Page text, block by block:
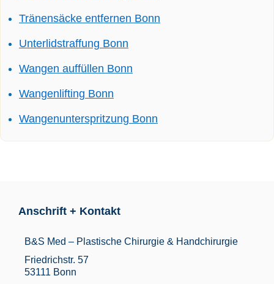
Tränensäcke entfernen Bonn
Unterlidstraffung Bonn
Wangen auffüllen Bonn
Wangenlifting Bonn
Wangenunterspritzung Bonn
Anschrift + Kontakt
B&S Med – Plastische Chirurgie & Handchirurgie
Friedrichstr. 57
53111 Bonn